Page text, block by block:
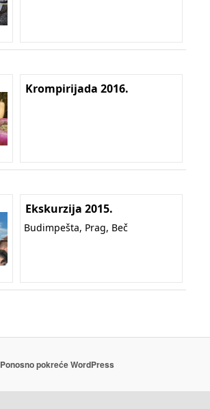
Krompirijada 2016.
Ekskurzija 2015.
Budimpešta, Prag, Beč
Ponosno pokreće WordPress